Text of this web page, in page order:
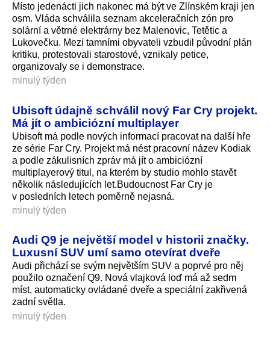
Místo jedenácti jich nakonec má být ve Zlínském kraji jen
osm. Vláda schválila seznam akceleračních zón pro
solární a větrné elektrárny bez Malenovic, Tetětic a
Lukovečku. Mezi tamními obyvateli vzbudil původní plán
kritiku, protestovali starostové, vznikaly petice,
organizovaly se i demonstrace.
minulý týden
Ubisoft údajně schválil nový Far Cry projekt.
Má jít o ambiciózní multiplayer
Ubisoft má podle nových informací pracovat na další hře
ze série Far Cry. Projekt má nést pracovní název Kodiak
a podle zákulisních zpráv má jít o ambiciózní
multiplayerový titul, na kterém by studio mohlo stavět
několik následujících let.Budoucnost Far Cry je
v posledních letech poměrně nejasná.
minulý týden
Audi Q9 je největší model v historii značky.
Luxusní SUV umí samo otevírat dveře
Audi přichází se svým největším SUV a poprvé pro něj
použilo označení Q9. Nová vlajková loď má až sedm
míst, automaticky ovládané dveře a speciální zakřivená
zadní světla.
minulý týden